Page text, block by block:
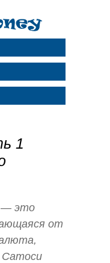
1
— это
от
Сатоси